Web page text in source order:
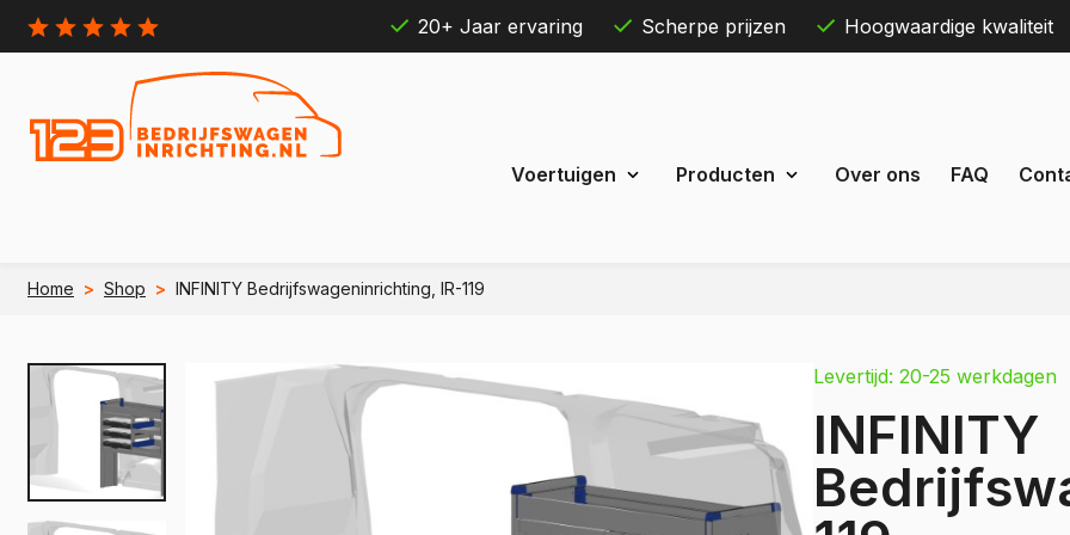
20+ Jaar ervaring Scherpe prijzen Hoogwaardige kwaliteit
Skip
Voertuigen Producten Over ons FAQ
Home > Shop > INFINITY Bedrijfswageninrichting, IR-119
e Berlingo
Jumpy
e Jumpy
Jumper
e Jumper
e Transit Courier
Transit Custom
e Transit Custom
Transit Bestel
e Transit Bestel
eDeliver 7
eDeliver 9
Mercedes
Citan
Levertijd: 20-25 werkdagen
INFINITY